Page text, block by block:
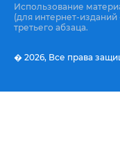
Использование
(для интернет-
третьего абзаца.
� 2026, Все права